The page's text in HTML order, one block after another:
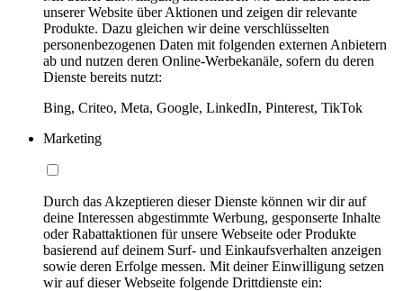
unserer Website über Aktionen und zeigen dir relevante
Produkte. Dazu gleichen wir deine verschlüsselten
personenbezogenen Daten mit folgenden externen Anbietern
ab und nutzen deren Online-Werbekanäle, sofern du deren
Dienste bereits nutzt:
Bing, Criteo, Meta, Google, LinkedIn, Pinterest, TikTok
Marketing
Durch das Akzeptieren dieser Dienste können wir dir auf
deine Interessen abgestimmte Werbung, gesponserte Inhalte
oder Rabattaktionen für unsere Webseite oder Produkte
basierend auf deinem Surf- und Einkaufsverhalten anzeigen
sowie deren Erfolge messen. Mit deiner Einwilligung setzen
wir auf dieser Webseite folgende Drittdienste ein: